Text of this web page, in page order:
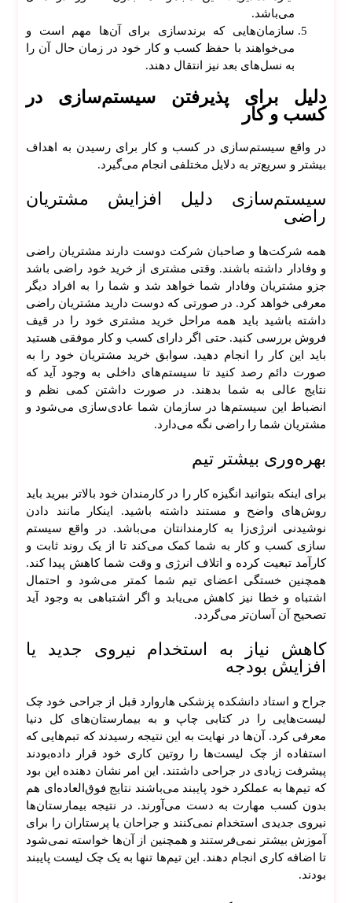
خ
دما
ت
می‌باشد.
سازمان‌هایی که برندسازی برای آن‌ها مهم است و
می‌خواهند با حفظ کسب و کار خود در زمان حال آن را
به نسل‌های بعد نیز انتقال دهند.
دلیل برای پذیرفتن سیستم‌سازی در
کسب و کار
در واقع سیستم‌سازی در کسب و کار برای رسیدن به اهداف
بیشتر و سریع‌تر به دلایل مختلفی انجام می‌گیرد.
سیستم‌سازی دلیل افزایش مشتریان
راضی
همه شرکت‌ها و صاحبان شرکت دوست دارند مشتریان راضی
و وفادار داشته باشند. وقتی مشتری از خرید خود راضی باشد
جزو مشتریان وفادار شما خواهد شد و شما را به افراد دیگر
معرفی خواهد کرد. در صورتی که دوست دارید مشتریان راضی
داشته باشید باید همه مراحل خرید مشتری خود را در قیف
فروش بررسی کنید. حتی اگر دارای کسب و کار موفقی هستید
باید این کار را انجام دهید. سوابق خرید مشتریان خود را به
صورت دائم رصد کنید تا سیستم‌های داخلی به وجود آید که
نتایج عالی به شما بدهند. در صورت داشتن کمی نظم و
انضباط این سیستم‌ها در سازمان شما عادی‌سازی می‌شود و
مشتریان شما را راضی نگه می‌دارد.
بهره‌وری بیشتر تیم
برای اینکه بتوانید انگیزه کار را در کارمندان خود بالاتر ببرید باید
روش‌های واضح و مستند داشته باشید. اینکار مانند دادن
نوشیدنی انرژی‌زا به کارمندانتان می‌باشد. در واقع سیستم
سازی کسب و کار به شما کمک می‌کند تا از یک روند ثابت و
کارآمد تبعیت کرده و اتلاف انرژی و وقت شما کاهش پیدا کند.
همچنین خستگی اعضای تیم شما کمتر می‌شود و احتمال
اشتباه و خطا نیز کاهش می‌یابد و اگر اشتباهی به وجود آید
تصحیح آن آسان‌تر می‌گردد.
کاهش نیاز به استخدام نیروی جدید یا
افزایش بودجه
جراح و استاد دانشکده پزشکی هاروارد قبل از جراحی خود چک
لیست‌هایی را در کتابی چاپ و به بیمارستان‌های کل دنیا
معرفی کرد. آن‌ها در نهایت به این نتیجه رسیدند که تبم‌هایی که
استفاده از چک لیست‌ها را روتین کاری خود قرار داده‌بودند
پیشرفت زیادی در جراحی داشتند. این امر نشان دهنده این بود
که تیم‌ها به عملکرد خود پایبند می‌باشند نتایج فوق‌العاده‌ای هم
بدون کسب مهارت به دست می‌آورند. در نتیجه بیمارستان‌ها
نیروی جدیدی استخدام نمی‌کنند و جراحان یا پرستاران را برای
آموزش بیشتر نمی‌فرستند و همچنین از آن‌ها خواسته نمی‌شود
تا اضافه کاری انجام دهند. این تیم‌ها تنها به یک چک لیست پایبند
بودند.